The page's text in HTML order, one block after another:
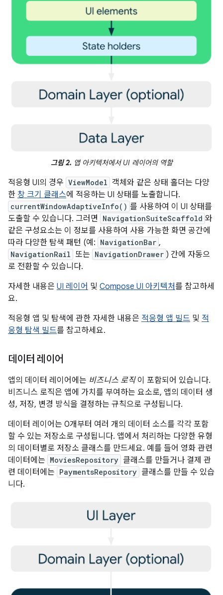
그림 2. 앱 아키텍처에서 UI 레이어의 역할
적응형 UI의 경우 ViewModel 객체와 같은 상태 홀더는 다양
한 창 크기 클래스에 적응하는 UI 상태를 노출합니다.
currentWindowAdaptiveInfo() 를 사용하여 이 UI 상태를
도출할 수 있습니다. 그러면
NavigationSuiteScaffold 와
같은 구성요소는 이 정보를 사용하여 사용 가능한 화면 공간에
따라 다양한 탐색 패턴 (예: NavigationBar ,
NavigationRail 또는 NavigationDrawer ) 간에 자동으
로 전환할 수 있습니다.
자세한 내용은 UI 레이어 및 Compose UI 아키텍처를 참고하세
요.
적응형 앱 및 탐색에 관한 자세한 내용은 적응형 앱 빌드 및 적
응형 탐색 빌드를 참고하세요.
데이터 레이어
앱의 데이터 레이어에는 비즈니스 로직이 포함되어 있습니다.
비즈니스 로직은 앱에 가치를 부여하는 요소로, 앱의 데이터 생
성, 저장, 변경 방식을 결정하는 규칙으로 구성됩니다.
데이터 레이어는 0개부터 여러 개의 데이터 소스를 각각 포함
할 수 있는 저장소로 구성됩니다. 앱에서 처리하는 다양한 유형
의 데이터별로 저장소 클래스를 만드세요. 예를 들어 영화 관련
데이터에는 MoviesRepository 클래스를 만들거나 결제 관
련 데이터에는 PaymentsRepository 클래스를 만들 수 있습
니다.